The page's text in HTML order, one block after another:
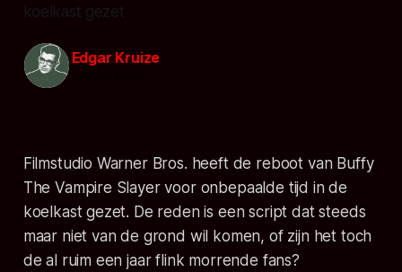
koelkast gezet
Edgar Kruize
Filmstudio Warner Bros. heeft de reboot van Buffy
The Vampire Slayer voor onbepaalde tijd in de
koelkast gezet. De reden is een script dat steeds
maar niet van de grond wil komen, of zijn het toch
de al ruim een jaar flink morrende fans?